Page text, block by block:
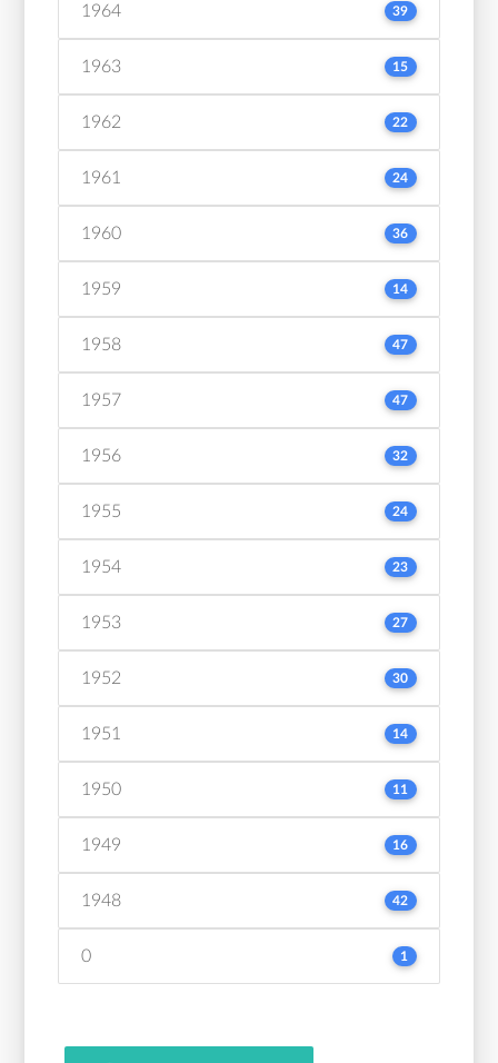
1964 39
1963 15
1962 22
1961 24
1960 36
1959 14
1958 47
1957 47
1956 32
1955 24
1954 23
1953 27
1952 30
1951 14
1950 11
1949 16
1948 42
0 1